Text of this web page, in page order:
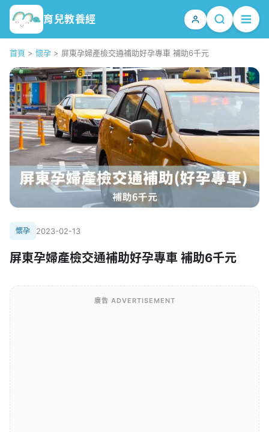
育兒教養經
首頁 > 懷孕 > 屏東孕婦產檢交通補助好孕專車 補助6千元
懷孕 2023-02-13
屏東孕婦產檢交通補助好孕專車 補助6千元
廣告 ADVERTISEMENT